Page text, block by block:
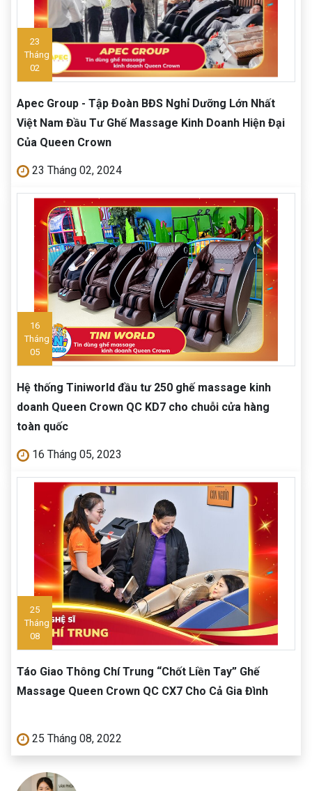
23
Tháng
02
Apec Group - Tập Đoàn BĐS Nghỉ Dưỡng Lớn Nhất
Việt Nam Đầu Tư Ghế Massage Kinh Doanh Hiện Đại
Của Queen Crown
23 Tháng 02, 2024
16
Tháng
05
Hệ thống Tiniworld đầu tư 250 ghế massage kinh
doanh Queen Crown QC KD7 cho chuỗi cửa hàng
toàn quốc
16 Tháng 05, 2023
25
Tháng
08
Táo Giao Thông Chí Trung “Chốt Liền Tay” Ghế
Massage Queen Crown QC CX7 Cho Cả Gia Đình
25 Tháng 08, 2022